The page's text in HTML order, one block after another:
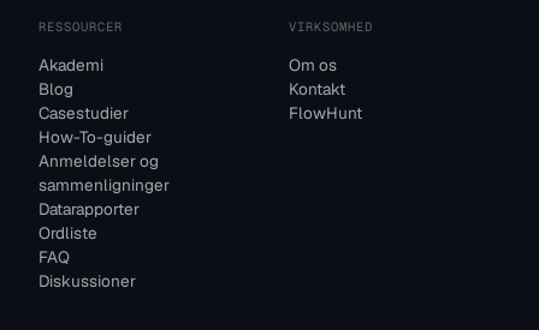
RESSOURCER
Akademi
Blog
Casestudier
How-To-guider
Anmeldelser og
sammenligninger
Datarapporter
Ordliste
FAQ
Diskussioner
VIRKSOMHED
Om os
Kontakt
FlowHunt